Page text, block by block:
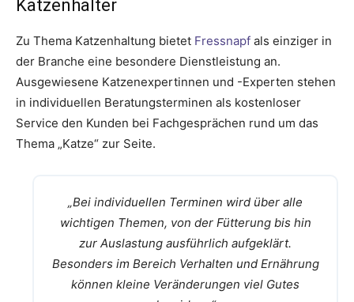
Katzenhalter
Zu Thema Katzenhaltung bietet Fressnapf als einziger in
der Branche eine besondere Dienstleistung an.
Ausgewiesene Katzenexpertinnen und -Experten stehen
in individuellen Beratungsterminen als kostenloser
Service den Kunden bei Fachgesprächen rund um das
Thema „Katze“ zur Seite.
„Bei individuellen Terminen wird über alle
wichtigen Themen, von der Fütterung bis hin
zur Auslastung ausführlich aufgeklärt.
Besonders im Bereich Verhalten und Ernährung
können kleine Veränderungen viel Gutes